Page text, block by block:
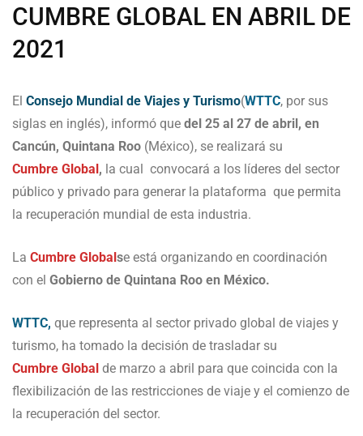
CUMBRE GLOBAL EN ABRIL DE
2021
El Consejo Mundial de Viajes y Turismo(WTTC, por sus
siglas en inglés), informó que del 25 al 27 de abril, en
Cancún, Quintana Roo (México), se realizará su
Cumbre Global , la cual convocará a los líderes del sector
público y privado para generar la plataforma que permita
la recuperación mundial de esta industria.
La Cumbre Global se está organizando en coordinación
con el Gobierno de Quintana Roo en México.
WTTC, que representa al sector privado global de viajes y
turismo, ha tomado la decisión de trasladar su
Cumbre Global de marzo a abril para que coincida con la
flexibilización de las restricciones de viaje y el comienzo de
la recuperación del sector.